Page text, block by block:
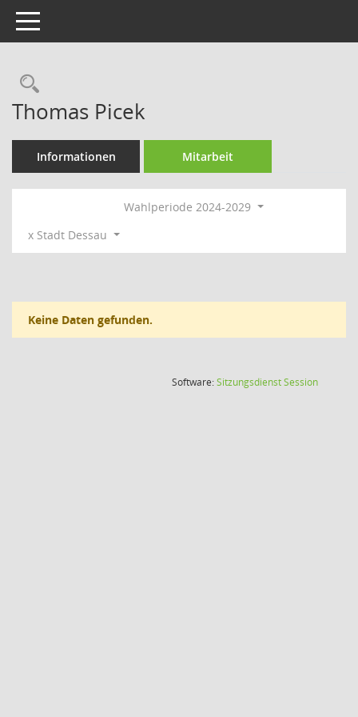
Toggle navigation
Rechercheauswahl
Thomas Picek
Informationen Mitarbeit
Wahlperiode 2024-2029
x Stadt Dessau
Keine Daten gefunden.
Software:SitzungsdienstSession(Wird in